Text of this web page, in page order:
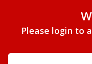
Please login to